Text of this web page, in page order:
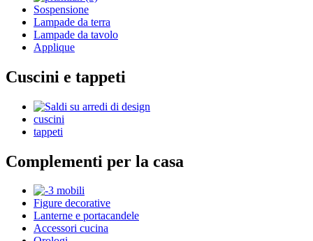
Sospensione
Lampade da terra
Lampade da tavolo
Applique
Cuscini e tappeti
cuscini
tappeti
Complementi per la casa
Figure decorative
Lanterne e portacandele
Accessori cucina